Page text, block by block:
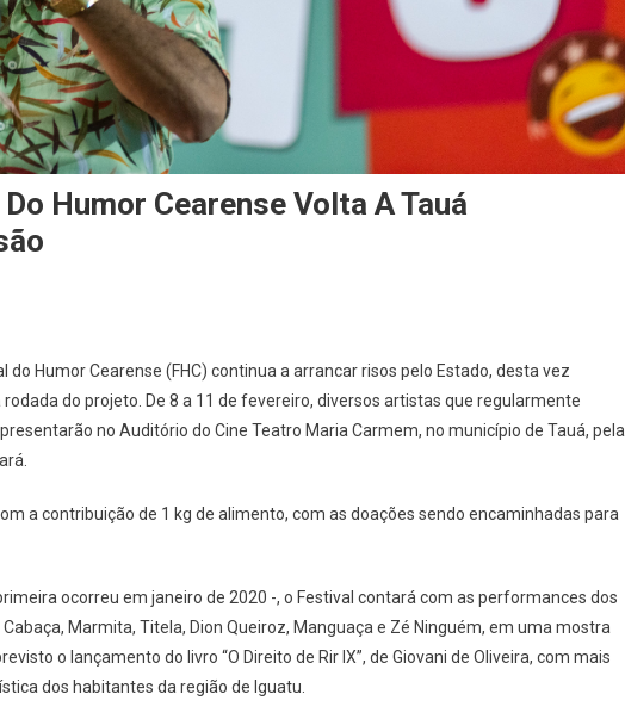
Humor Cearense Volta A Tauá
Humor Cearense (FHC) continua a arrancar risos pelo Estado, desta vez
do projeto. De 8 a 11 de fevereiro, diversos artistas que regularmente
no Auditório do Cine Teatro Maria Carmem, no município de Tauá, pela
a contribuição de 1 kg de alimento, com as doações sendo encaminhadas para
ocorreu em janeiro de 2020 -, o Festival contará com as performances dos
Marmita, Titela, Dion Queiroz, Manguaça e Zé Ninguém, em uma mostra
o lançamento do livro “O Direito de Rir IX”, de Giovani de Oliveira, com mais
dos habitantes da região de Iguatu.